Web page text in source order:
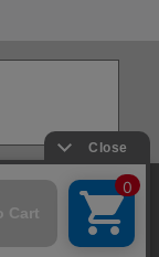
サイトマップ